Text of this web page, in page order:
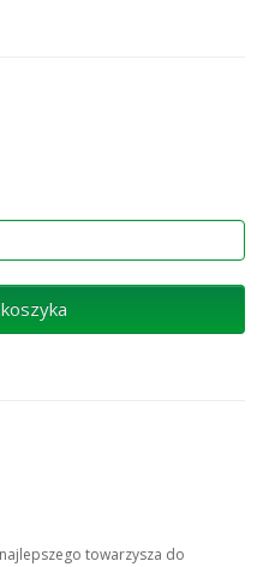
towarzysza do